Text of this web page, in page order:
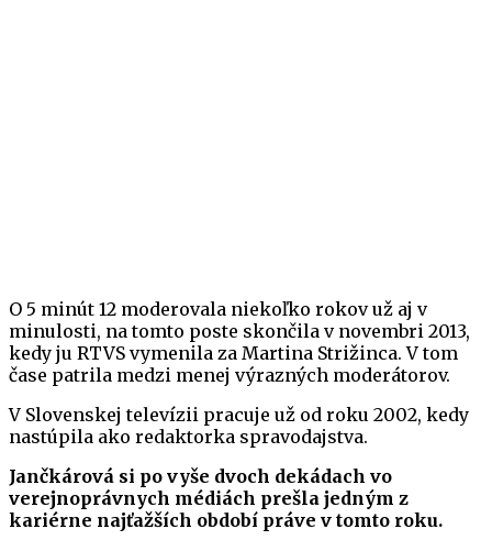
O 5 minút 12 moderovala niekoľko rokov už aj v
minulosti, na tomto poste skončila v novembri 2013,
kedy ju RTVS vymenila za Martina Strižinca. V tom
čase patrila medzi menej výrazných moderátorov.
V Slovenskej televízii pracuje už od roku 2002, kedy
nastúpila ako redaktorka spravodajstva.
Jančkárová si po vyše dvoch dekádach vo
verejnoprávnych médiách prešla jedným z
kariérne najťažších období práve v tomto roku.